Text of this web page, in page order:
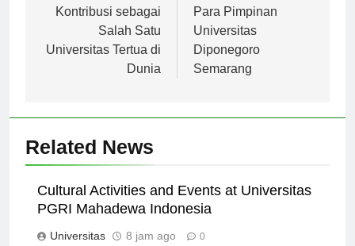
Kontribusi sebagai
Salah Satu
Universitas Tertua di
Dunia
Para Pimpinan
Universitas
Diponegoro
Semarang
Related News
Cultural Activities and Events at Universitas
PGRI Mahadewa Indonesia
Universitas 8 jam ago 0